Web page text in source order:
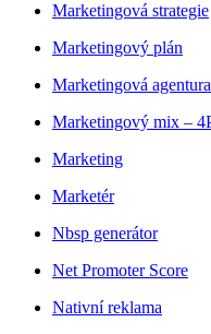
Marketingová strategie
Marketingový plán
Marketingová agentura
Marketingový mix –
Marketing
Marketér
Nbsp generátor
Net Promoter Score
Nativní reklama